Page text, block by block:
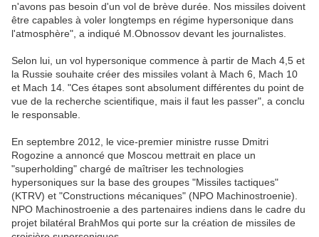
n'avons pas besoin d'un vol de brève durée. Nos missiles doivent
être capables à voler longtemps en régime hypersonique dans
l'atmosphère", a indiqué M.Obnossov devant les journalistes.
Selon lui, un vol hypersonique commence à partir de Mach 4,5 et
la Russie souhaite créer des missiles volant à Mach 6, Mach 10
et Mach 14. "Ces étapes sont absolument différentes du point de
vue de la recherche scientifique, mais il faut les passer", a conclu
le responsable.
En septembre 2012, le vice-premier ministre russe Dmitri
Rogozine a annoncé que Moscou mettrait en place un
"superholding" chargé de maîtriser les technologies
hypersoniques sur la base des groupes "Missiles tactiques"
(KTRV) et "Constructions mécaniques" (NPO Machinostroenie).
NPO Machinostroenie a des partenaires indiens dans le cadre du
projet bilatéral BrahMos qui porte sur la création de missiles de